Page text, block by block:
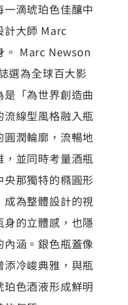
滴琥珀色佳釀中
計大師 Marc
。 Marc Newson
選為全球百大影
「為世界創造曲
線型風格融入瓶
潤輪廓，流暢地
，並同時考量酒瓶
那獨特的橢圓形
為整體設計的視
的立體感，也隱
涵。銀色瓶蓋像
冷峻典雅，與瓶
色酒液形成鮮明